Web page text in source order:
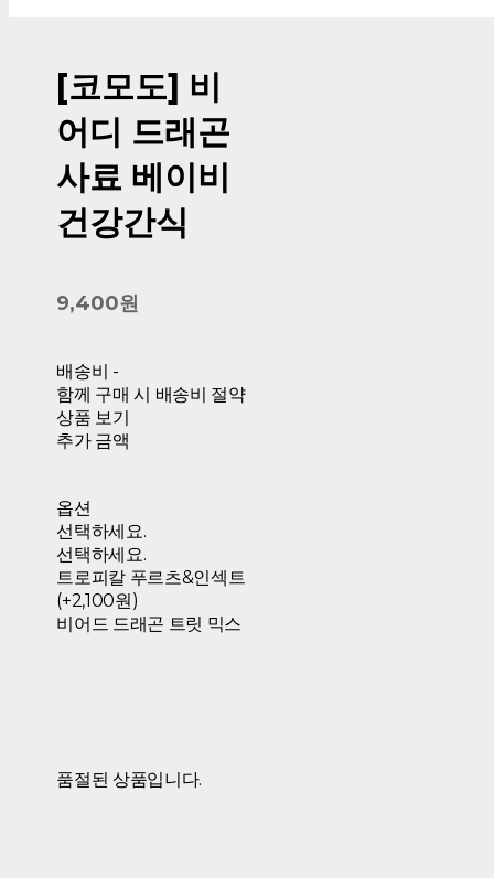
[코모도] 비
어디 드래곤
사료 베이비
건강간식
9,400원
배송비 -
함께 구매 시 배송비 절약
상품 보기
추가 금액
옵션
선택하세요.
선택하세요.
트로피칼 푸르츠&인섹트
(+2,100원)
비어드 드래곤 트릿 믹스
품절된 상품입니다.